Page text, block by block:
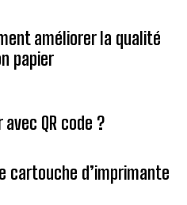
améliorer la qualité
papier
QR code ?
cartouche d’imprimante